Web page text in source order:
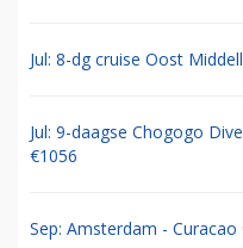
Jul: 8-dg cruise Oost
Jul: 9-daagse Chogogo
€1056
Sep: Amsterdam - Curacao